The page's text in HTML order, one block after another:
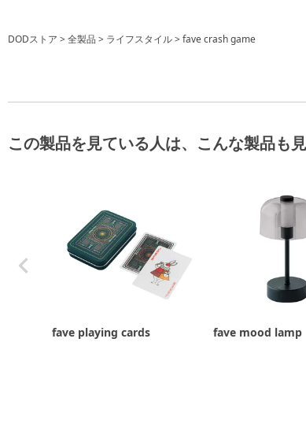
DODストア 全製品 ライフスタイル fave crash game
この製品を見ている人は、こんな製品も
fave playing cards fave mood lamp